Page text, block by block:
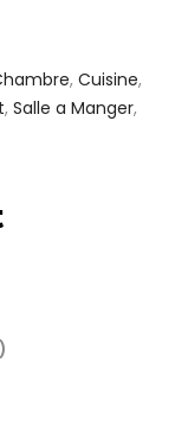
, Cuisine,
, Salle a Manger,